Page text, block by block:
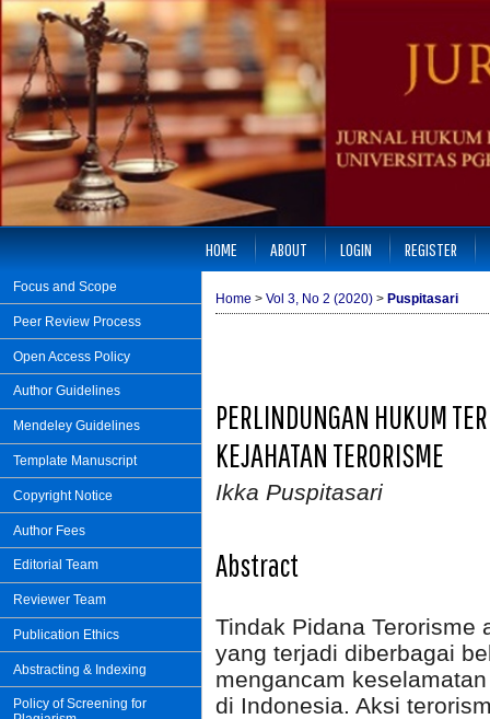
Focus and Scope
Peer Review Process
Open Access Policy
Author Guidelines
Mendeley Guidelines
Template Manuscript
Copyright Notice
Author Fees
Editorial Team
Reviewer Team
Publication Ethics
Abstracting & Indexing
Policy of Screening for
HOME ABOUT LOGIN REGISTER
Home > Vol 3, No 2 (2020) > Puspitasari
PERLINDUNGAN HUKUM
KEJAHATAN TERORISME
Ikka Puspitasari
Abstract
Tindak Pidana Terorisme
yang terjadi diberbagai
mengancam
di Indonesia. Aksi